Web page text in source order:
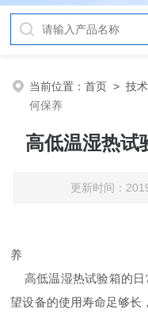
当前位置：首页 >技
何保养
高低温湿热试
更新时间：
高低温湿热
养
高低温湿热试验箱的日
望设备的使用寿命足够长